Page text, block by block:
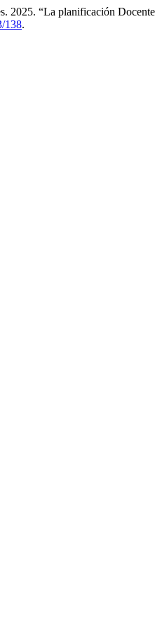
2025. “La planificación Docente
138.